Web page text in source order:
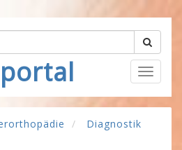
Diagnostik